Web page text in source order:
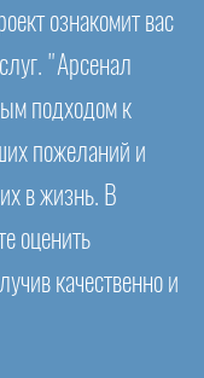
ознакомит вас
"Арсенал
подходом к
пожеланий и
в жизнь. В
оценить
качественно и